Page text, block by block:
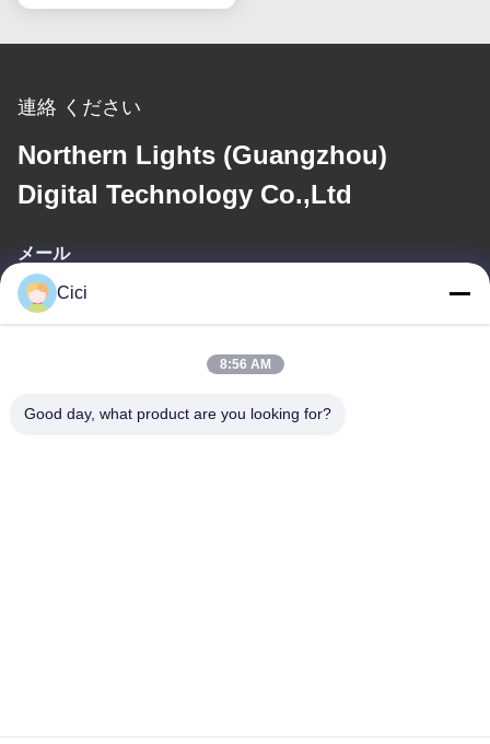
連絡 ください
Northern Lights (Guangzhou)
Digital Technology Co.,Ltd
メール
sales03@bjgprojection.com
住所
Cici
8:56 AM
Good day, what product are you looking for?